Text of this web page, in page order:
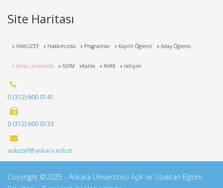
Site Haritası
ANKUZEF Hakkımızda Programlar Kayıtlı Öğrenci Aday Öğrenci
İkinci Üniversite ASYM Kalite KVKK İletişim
0 (312) 600 0141
0 (312) 600 0133
ankuzef@ankara.edu.tr
Copyright ©2025 - Ankara Üniversitesi Açık ve Uzaktan Eğitim